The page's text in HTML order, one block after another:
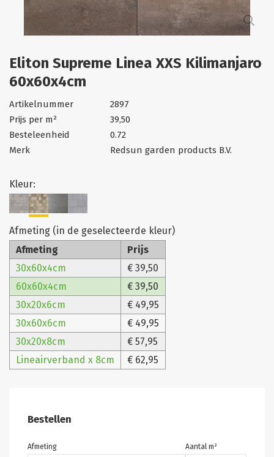
Eliton Supreme Linea XXS Kilimanjaro
60x60x4cm
Artikelnummer
2897
Prijs per m²
39,50
Besteleenheid
0.72
Merk
Redsun garden products B.V.
Kleur:
Afmeting (in de geselecteerde kleur)
Afmeting
Prijs
30x60x4cm
€ 39,50
60x60x4cm
€ 39,50
30x20x6cm
€ 49,95
30x60x6cm
€ 49,95
30x20x8cm
€ 57,95
Lineairverband x 8cm
€ 62,95
Bestellen
Afmeting Aantal m²